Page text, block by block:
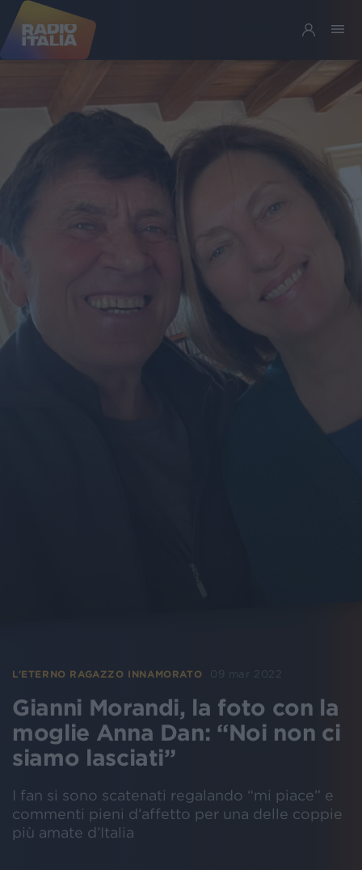
L'ETERNO RAGAZZO INNAMORATO 09 mar 2022
Gianni Morandi, la foto con la
moglie Anna Dan: “Noi non ci
siamo lasciati”
I fan si sono scatenati regalando “mi piace” e
commenti pieni d’affetto per una delle coppie
più amate d’Italia